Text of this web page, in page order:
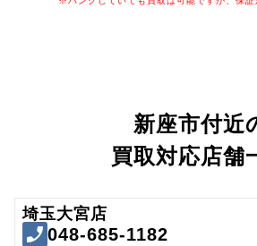
新座市付近
買取対応店舗
埼玉大宮店
048-685-1182